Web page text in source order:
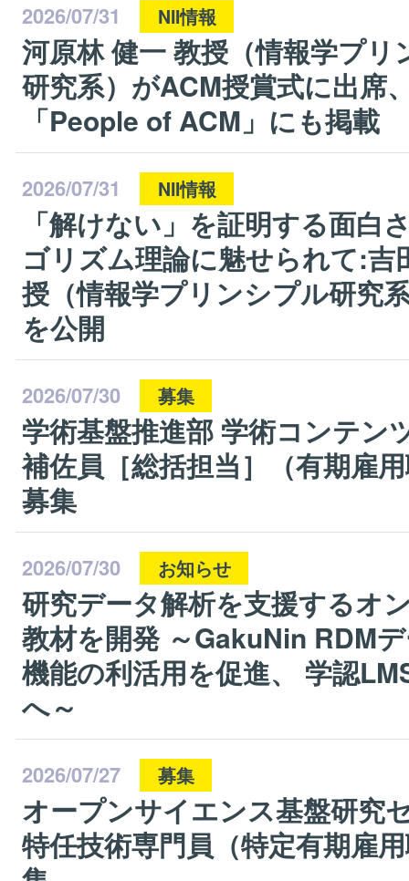
2026/07/31 NII情報
河原林 健一 教授（情報学プリ
研究系）がACM授賞式に出席
「People of ACM」にも掲載
2026/07/31 NII情報
「解けない」を証明する面白
ゴリズム理論に魅せられて:吉
授（情報学プリンシプル研究
を公開
2026/07/30 募集
学術基盤推進部 学術コンテン
補佐員［総括担当］（有期雇
募集
2026/07/30 お知らせ
研究データ解析を支援するオ
教材を開発 ～GakuNin RDM
機能の利活用を促進、 学認
へ～
2026/07/27 募集
オープンサイエンス基盤研究
特任技術専門員（特定有期雇